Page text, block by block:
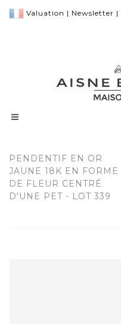
Valuation | Newsletter |
PENDENTIF EN OR
JAUNE 18K EN FORME
DE FLEUR CENTRÉ
D'UNE PET - LOT 339